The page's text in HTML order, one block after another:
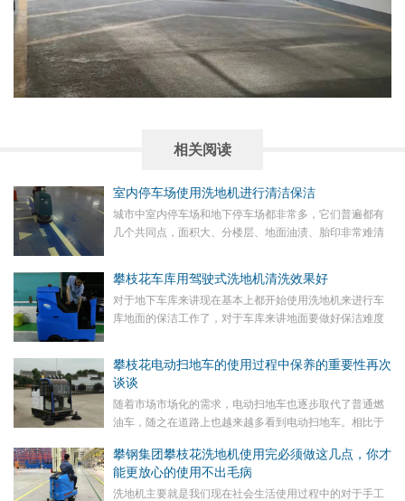
相关阅读
室内停车场使用洗地机进行清洁保洁
​城市中室内停车场和地下停车场都非常多，它们普遍都有
几个共同点，面积大、分楼层、地面油渍、胎印非常难清
攀枝花车库用驾驶式洗地机清洗效果好
对于地下车库来讲现在基本上都开始使用洗地机来进行车
库地面的保洁工作了，对于车库来讲地面要做好保洁难度
攀枝花电动扫地车的使用过程中保养的重要性再次
谈谈
随着市场市场化的需求，电动扫地车也逐步取代了普通燃
油车，随之在道路上也越来越多看到电动扫地车。相比于
工作也是需要我们使用人员来天天关注的。
攀钢集团攀枝花洗地机使用完必须做这几点，你才
能更放心的使用不出毛病
洗地机主要就是我们现在社会生活使用过程中的对于手工